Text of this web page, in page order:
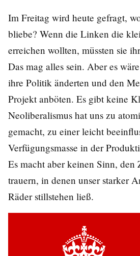
Im Freitag wird heute gefragt,
bliebe? Wenn die Linken die
erreichen wollten, müssten sie
Das mag alles sein. Aber es
ihre Politik änderten und den
Projekt anböten. Es gibt keine
Neoliberalismus hat uns zu
gemacht, zu einer leicht
Verfügungsmasse in der
Es macht aber keinen Sinn, den
trauern, in denen unser starker
Räder stillstehen ließ.